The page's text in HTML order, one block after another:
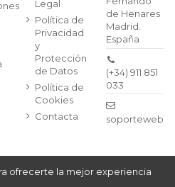
Legal
Política de
Privacidad
y
Protección
de Datos
Política de
Cookies
Contacta
de Henares
Madrid.
España
(+34) 911 851
033
S.A. Av. de la Vía Láctea, 1,
ofrecerte la mejor experiencia